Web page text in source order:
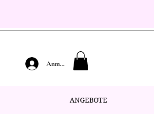
Anmelden
ANGEBOTE